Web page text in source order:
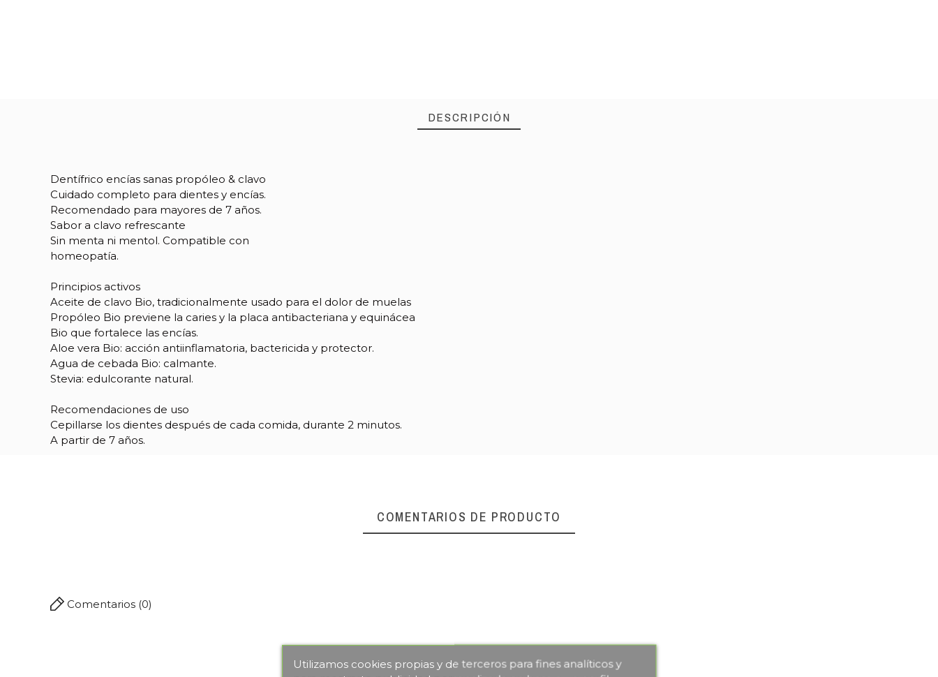
Utilizamos cookies propias y de terceros para fines analíticos y
DESCRIPCIÓN
Dentífrico encías sanas propóleo & clavo
Cuidado completo para dientes y encías.
Recomendado para mayores de 7 años.
Sabor a clavo refrescante
Sin menta ni mentol. Compatible con
homeopatía.
Principios activos
Aceite de clavo Bio, tradicionalmente usado para el dolor de muelas
Propóleo Bio previene la caries y la placa antibacteriana y equinácea
Bio que fortalece las encías.
Aloe vera Bio: acción antiinflamatoria, bactericida y protector.
Agua de cebada Bio: calmante.
Stevia: edulcorante natural.
Recomendaciones de uso
Cepillarse los dientes después de cada comida, durante 2 minutos.
A partir de 7 años.
Referencia09179
COMENTARIOS DE PRODUCTO
Comentarios (0)